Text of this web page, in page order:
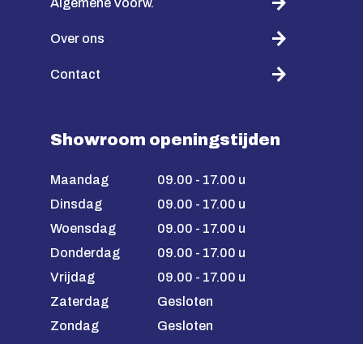
Over ons
Contact
Showroom openingstijden
Maandag
09.00 - 17.00 u
Dinsdag
09.00 - 17.00 u
Woensdag
09.00 - 17.00 u
Donderdag
09.00 - 17.00 u
Vrijdag
09.00 - 17.00 u
Zaterdag
Gesloten
Zondag
Gesloten